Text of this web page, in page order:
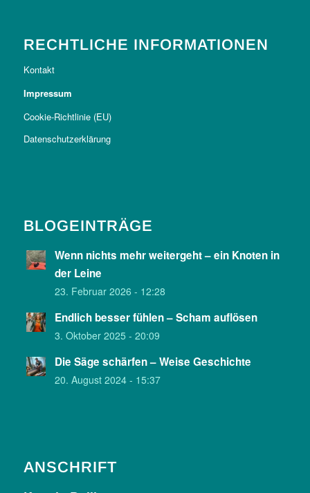
RECHTLICHE INFORMATIONEN
Kontakt
Impressum
Cookie-Richtlinie (EU)
Datenschutzerklärung
BLOGEINTRÄGE
Wenn nichts mehr weitergeht – ein Knoten in
der Leine
23. Februar 2026 - 12:28
Endlich besser fühlen – Scham auflösen
3. Oktober 2025 - 20:09
Die Säge schärfen – Weise Geschichte
20. August 2024 - 15:37
ANSCHRIFT